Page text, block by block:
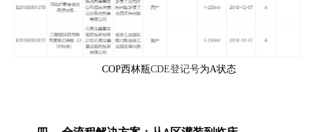
COP西林瓶CDE登记号为A状态